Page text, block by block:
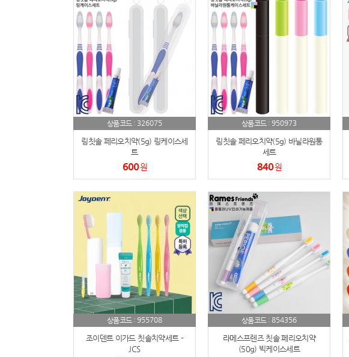
15 AP-100025
스테들러
20 구급
21 물티슈
22 티슈
23 손톱
상품코드 : 326075
링칫솔 페리오치약(5g) 링케이스세
트
600원
상품코드 : 950973
링칫솔 페리오치약(5g) 바닐라원통
세트
840원
상품코드 : 955708
조이덴트 이가드 칫솔치약세트 -
JCS
상품코드 : 854356
라메스프렌즈 칫솔 페리오치약
(50g) 빅케이스세트